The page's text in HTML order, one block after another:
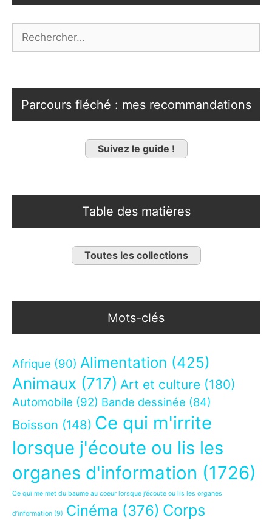
Parcours fléché : mes recommandations
Suivez le guide !
Table des matières
Toutes les collections
Mots-clés
Afrique (90) Alimentation (425)
Animaux (717) Art et culture (180)
Automobile (92) Bande dessinée (84)
Boisson (148) Ce qui m'irrite
lorsque j'écoute ou lis les
organes d'information (1726)
Ce qui me met du baume au coeur lorsque j’écoute ou lis les organes
d’information (9) Cinéma (376) Corps